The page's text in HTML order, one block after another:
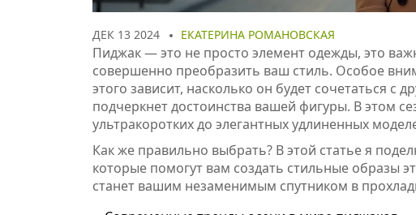
ДЕК 13 2024 ЕКАТЕРИНА РОМАНОВСКАЯ
Пиджак — это не просто элемент одежды, это
совершенно преобразить ваш стиль. Особое
этого зависит, насколько он будет сочетаться с
подчеркнет достоинства вашей фигуры. В этом
ультракоротких до элегантных удлиненных
Как же правильно выбрать? В этой статье я
которые помогут вам создать стильные образы
станет вашим незаменимым спутником в